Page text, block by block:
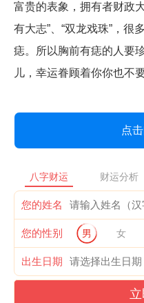
富贵的表象，拥有者财政
有大志”、“双龙戏珠”，很
痣。所以胸前有痣的人要
儿，幸运眷顾着你你也不
点
八字财运 财运分析
您的姓名
您的性别 男 女
出生日期